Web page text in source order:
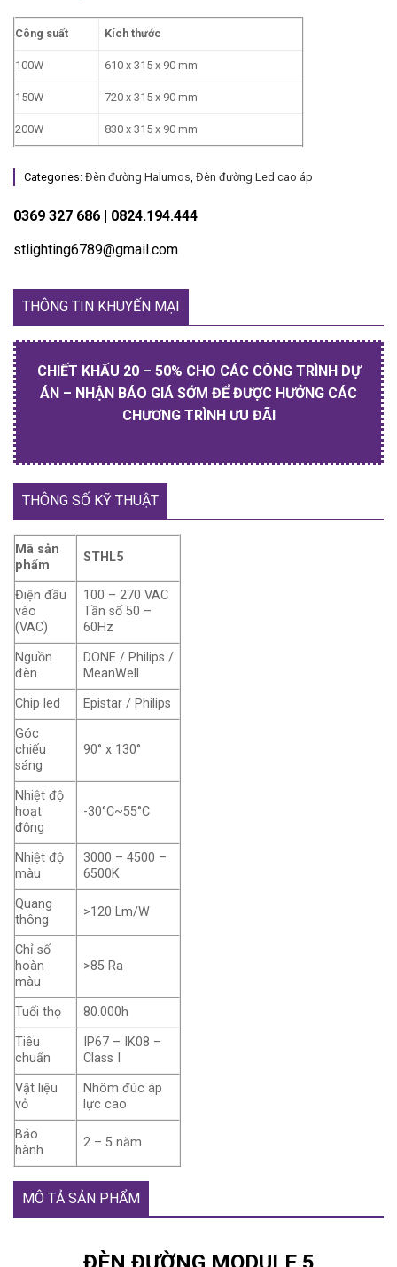
Công suất Kích thước
100W 610 x 315 x 90 mm
150W 720 x 315 x 90 mm
200W 830 x 315 x 90 mm
Categories: Đèn đường Halumos Đèn đường Led cao áp
0369 327 686 | 0824.194.444
stlighting6789@gmail.com
THÔNG TIN KHUYẾN MẠI
CHIẾT KHẤU 20 – 50% CHO CÁC CÔNG TRÌNH DỰ
ÁN – NHẬN BÁO GIÁ SỚM ĐỂ ĐƯỢC HƯỞNG CÁC
CHƯƠNG TRÌNH ƯU ĐÃI
THÔNG SỐ KỸ THUẬT
Mã sản
phẩm
STHL5
Điện đầu
vào
(VAC)
100 – 270 VAC
Tần số 50 –
60Hz
Nguồn
đèn
DONE / Philips /
MeanWell
Chip led
Epistar / Philips
Góc
chiếu
sáng
90° x 130°
Nhiệt độ
hoạt
động
-30°C~55°C
Nhiệt độ
màu
3000 – 4500 –
6500K
Quang
thông
>120 Lm/W
Chỉ số
hoàn
màu
>85 Ra
Tuổi thọ
80.000h
Tiêu
chuẩn
IP67 – IK08 –
Class I
Vật liệu
vỏ
Nhôm đúc áp
lực cao
Bảo
hành
2 – 5 năm
MÔ TẢ SẢN PHẨM